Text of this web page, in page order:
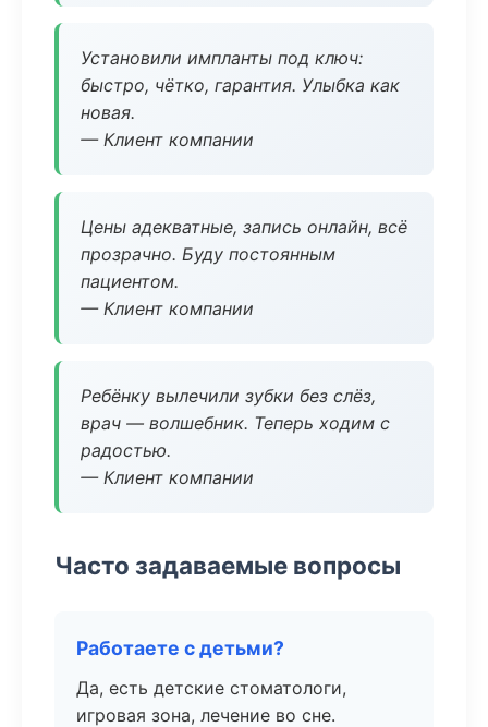
Установили импланты под ключ:
быстро, чётко, гарантия. Улыбка как
новая.
— Клиент компании
Цены адекватные, запись онлайн, всё
прозрачно. Буду постоянным
пациентом.
— Клиент компании
Ребёнку вылечили зубки без слёз,
врач — волшебник. Теперь ходим с
радостью.
— Клиент компании
Часто задаваемые вопросы
Работаете с детьми?
Да, есть детские стоматологи,
игровая зона, лечение во сне.